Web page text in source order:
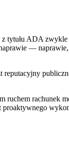
tytułu ADA
—
ruchem rachunek